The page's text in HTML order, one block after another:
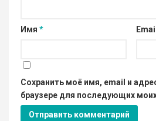
Имя *
Сохранить моё имя, email и
браузере для последующих